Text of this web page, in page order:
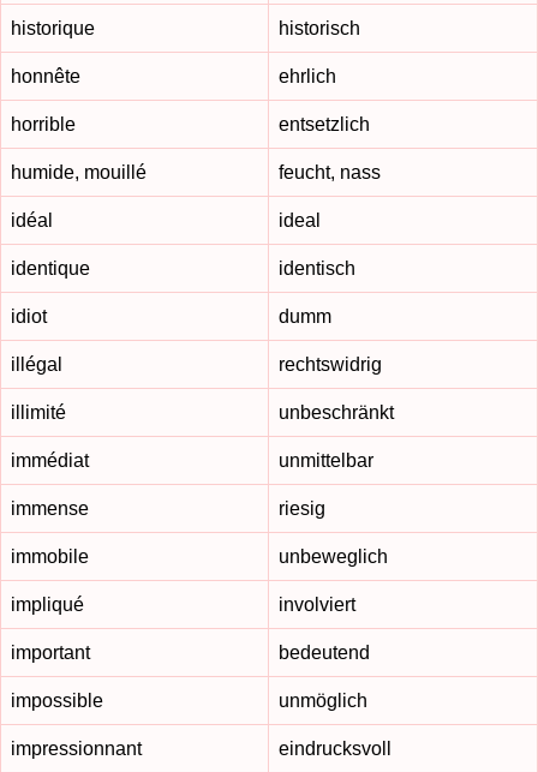
historique historisch
honnête ehrlich
horrible entsetzlich
humide, mouillé feucht, nass
idéal ideal
identique identisch
idiot dumm
illégal rechtswidrig
illimité unbeschränkt
immédiat unmittelbar
immense riesig
immobile unbeweglich
impliqué involviert
important bedeutend
impossible unmöglich
impressionnant eindrucksvoll